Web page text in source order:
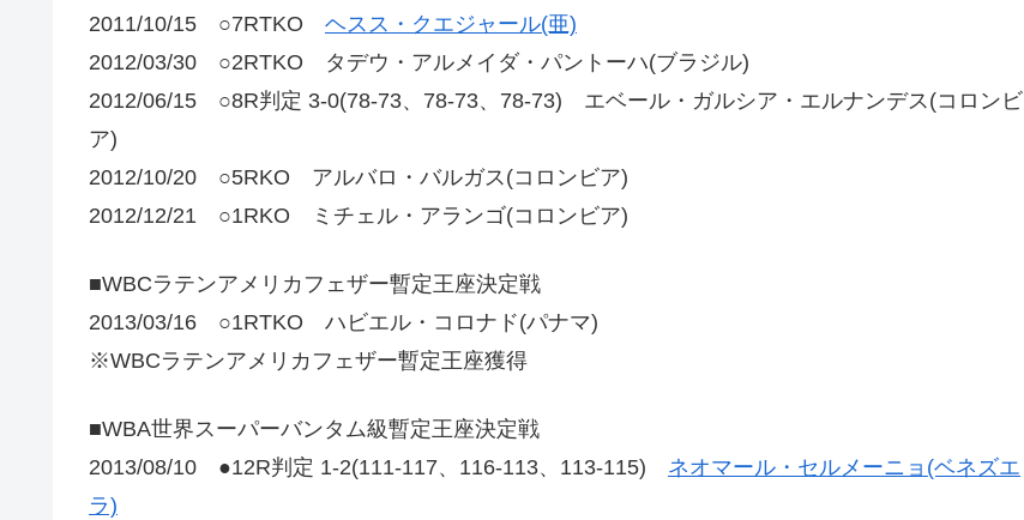
2011/10/15 ○7RTKO ヘスス・クエジャール(亜)
2012/03/30 ○2RTKO タデウ・アルメイダ・パントーハ(ブラジル)
2012/06/15 ○8R判定 3-0(78-73、78-73、78-73) エベール・ガルシア・エルナンデス(コロンビ
ア)
2012/10/20 ○5RKO アルバロ・バルガス(コロンビア)
2012/12/21 ○1RKO ミチェル・アランゴ(コロンビア)
■WBCラテンアメリカフェザー暫定王座決定戦
2013/03/16 ○1RTKO ハビエル・コロナド(パナマ)
※WBCラテンアメリカフェザー暫定王座獲得
■WBA世界スーパーバンタム級暫定王座決定戦
2013/08/10 ●12R判定 1-2(111-117、116-113、113-115) ネオマール・セルメーニョ(ベネズエ
ラ)